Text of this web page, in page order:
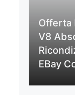
Offerta
V8
EBay